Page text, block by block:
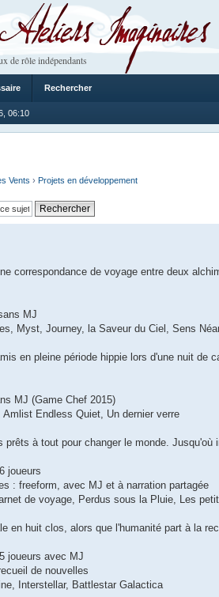
Imaginaires
de rôle indépendants
Rechercher
06:10
Vents › Projets en développement
correspondance de voyage entre deux
MJ
Myst, Journey, la Saveur du Ciel, Sens
en pleine période hippie lors d'une nuit de
MJ (Game Chef 2015)
Endless Quiet, Un dernier verre
prêts à tout pour changer le monde. Jusqu'où
joueurs
: freeform, avec MJ et à narration partagée
de voyage, Perdus sous la Pluie, Les
en huit clos, alors que l'humanité part à la
joueurs avec MJ
de nouvelles
Interstellar, Battlestar Galactica